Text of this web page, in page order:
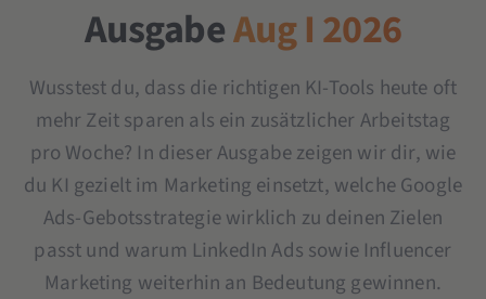
AusgabeAug I 2026
Wusstest du, dass die richtigen KI-Tools heute oft
mehr Zeit sparen als ein zusätzlicher Arbeitstag
pro Woche? In dieser Ausgabe zeigen wir dir, wie
du KI gezielt im Marketing einsetzt, welche Google
Ads-Gebotsstrategie wirklich zu deinen Zielen
passt und warum LinkedIn Ads sowie Influencer
Marketing weiterhin an Bedeutung gewinnen.